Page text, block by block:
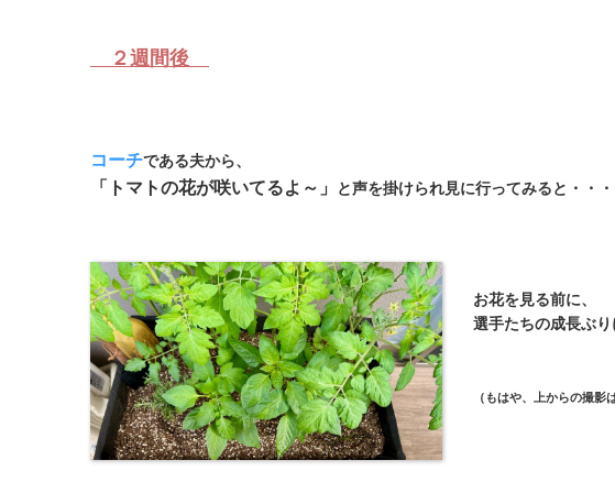
２週間後
コーチである夫から、
「トマトの花が咲いてるよ～」 と声を掛けられ見に行ってみると・・・
お花を見る前に、
選手たちの成長ぶ
（もはや、上からの撮影